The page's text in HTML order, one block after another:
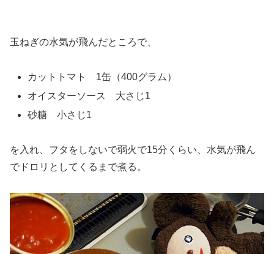
玉ねぎの水気が飛んだところで、
カットトマト 1缶（400グラム）
オイスターソース 大さじ1
砂糖 小さじ1
を入れ、フタをしないで弱火で15分くらい、水気が飛ん
でドロリとしてくるまで煮る。